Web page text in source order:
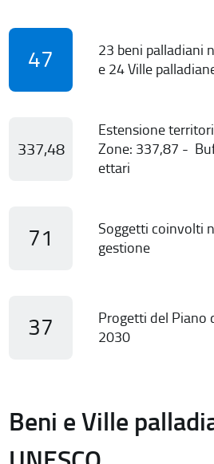
47
23 beni palladiani
e 24 Ville
337,48
Estensione
Zone: 337,87 -
ettari
71
Soggetti coinvolti
gestione
37
Progetti del Piano
2030
Beni e Ville